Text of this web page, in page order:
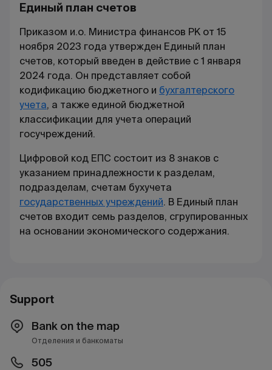
Единый план счетов
Приказом и.о. Министра финансов РК от 15
ноября 2023 года утвержден Единый план
счетов, который введен в действие с 1 января
2024 года. Он представляет собой
кодификацию бюджетного и бухгалтерского
учета, а также единой бюджетной
классификации для учета операций
госучреждений.
Цифровой код ЕПС состоит из 8 знаков с
указанием принадлежности к разделам,
подразделам, счетам бухучета
государственных учреждений. В Единый план
счетов входит семь разделов, сгрупированных
на основании экономического содержания.
Support
Bank on the map
Отделения и банкоматы
505